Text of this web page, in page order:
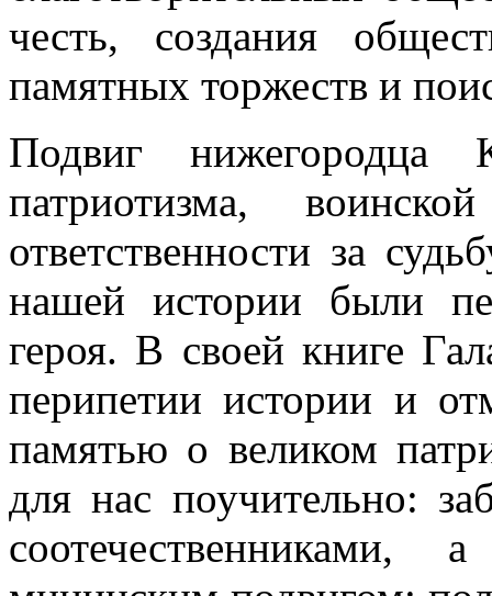
честь, создания
памятных торжеств и
Подвиг
патриотизма,
ответственности за
нашей истории были
героя. В своей книге
перипетии истории и
памятью о великом
для нас поучительно:
соотечественниками,